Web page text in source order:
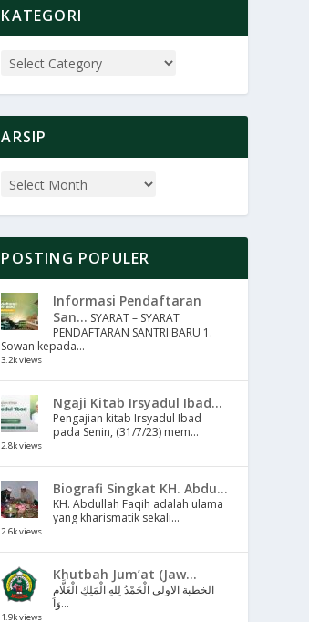
KATEGORI
ARSIP
POSTING POPULER
Informasi Pendaftaran
San... SYARAT – SYARAT
PENDAFTARAN SANTRI BARU 1.
Sowan kepada...
3.2k views
Ngaji Kitab Irsyadul Ibad...
Pengajian kitab Irsyadul Ibad
pada Senin, (31/7/23) mem...
2.8k views
Biografi Singkat KH. Abdu...
KH. Abdullah Faqih adalah ulama
yang kharismatik sekali...
2.6k views
Khutbah Jum’at (Jaw...
الخطبة الاولى الْحَمْدُ لِلهِ الْمَلِكِ الْعَلَّامِ
وَا...
1.9k views